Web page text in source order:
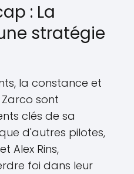
: La
stratégie
la constance et
sont
clés de sa
d'autres pilotes,
Alex Rins,
foi dans leur